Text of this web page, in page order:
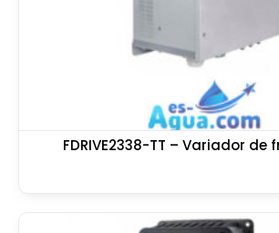
FDRIVE2338-TT – Variador de